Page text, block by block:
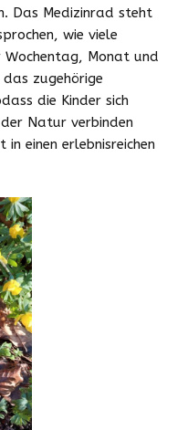
Das Medizinrad steht
wie viele
Wochentag, Monat und
zugehörige
die Kinder sich
Natur verbinden
einen erlebnisreichen